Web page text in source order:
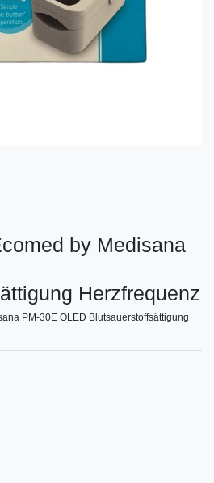
by Medisana
Herzfrequenz
PM-30E OLED Blutsauerstoffsättigung